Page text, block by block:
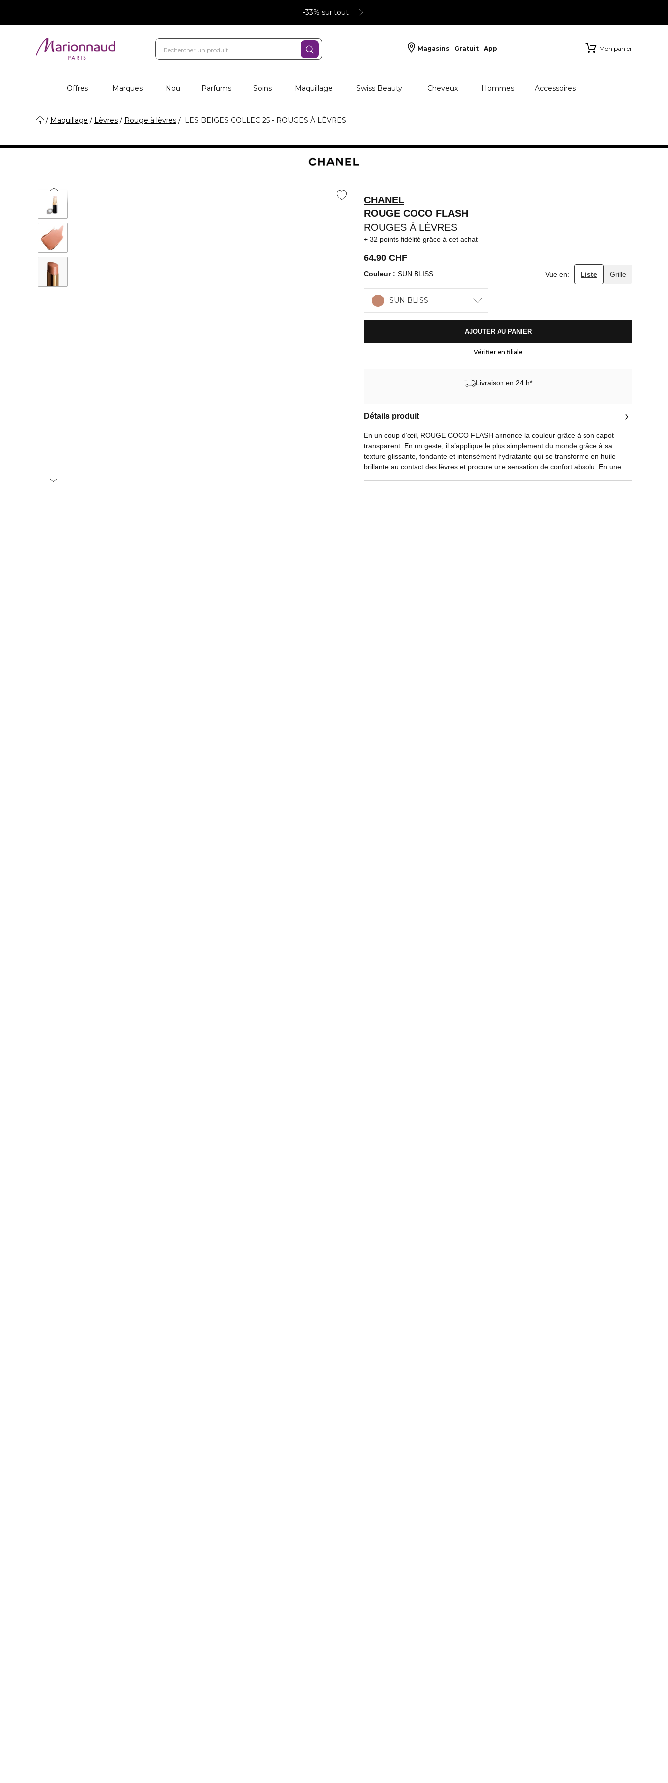
-33% sur tout
Magasins Gratuit App Mon panier
Offres Marques Nou Parfums Soins Maquillage Swiss Beauty Cheveux Hommes Accessoires
Maquillage Lèvres Rouge à lèvres LES BEIGES COLLEC 25 - ROUGES À LÈVRES
CHANEL
ROUGE COCO FLASH
ROUGES À LÈVRES
32 points fidélité grâce à cet achat
64.90 CHF
Couleur SUN BLISS Vue en: Liste Grille
SUN BLISS
AJOUTER AU PANIER
Livraison en 24 h*
Détails produit
En un coup d’œil, ROUGE COCO FLASH annonce la couleur grâce à son capot
transparent. En un geste, il s’applique le plus simplement du monde grâce à sa
texture glissante, fondante et intensément hydratante qui se transforme en huile
brillante au contact des lèvres et procure une sensation de confort absolu. En une